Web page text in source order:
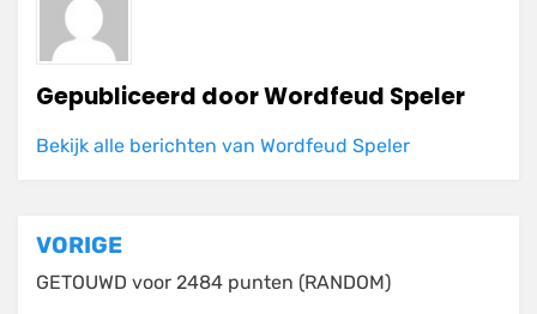
Gepubliceerd doorWordfeud Speler
Bekijk alle berichten van Wordfeud Speler
Bericht
navigatie
VORIGE
GETOUWD voor 2484 punten (RANDOM)